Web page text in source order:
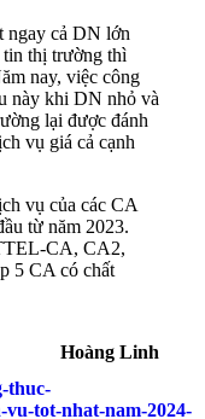
ngay cả DN lớn
tin thị trường thì
nay, việc công
này khi DN nhỏ và
lại được đánh
vụ giá cả cạnh
vụ của các CA
từ năm 2023.
CA, CA2,
5 CA có chất
Hoàng Linh
thuc-
vu-tot-nhat-nam-2024-